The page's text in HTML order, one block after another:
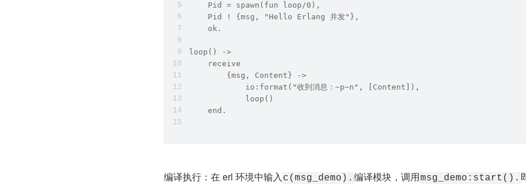
    Pid = spawn(fun loop/0),
    Pid ! {msg, "Hello Erlang 并发"},
    ok.
loop() ->
    receive
        {msg, Content} ->
            io:format("收到消息：~p~n", [Content]),
            loop()
    end.
编译执行：在 erl 环境中输入 c(msg_demo). 编译模块，调用msg_demo:start().